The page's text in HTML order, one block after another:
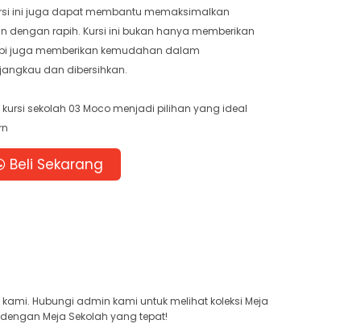
ini juga dapat membantu memaksimalkan
dengan rapih. Kursi ini bukan hanya memberikan
juga memberikan kemudahan dalam
dan dibersihkan.
sekolah 03 Moco menjadi pilihan yang ideal
Beli Sekarang
Hubungi admin kami untuk melihat koleksi Meja
Meja Sekolah yang tepat!